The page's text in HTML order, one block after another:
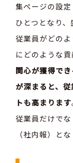
集ページの設
ひとつとなり、
従業員がどの
にどのような
関心が獲得で
が深まると、
トも高まります
従業員だけで
（社内報）と